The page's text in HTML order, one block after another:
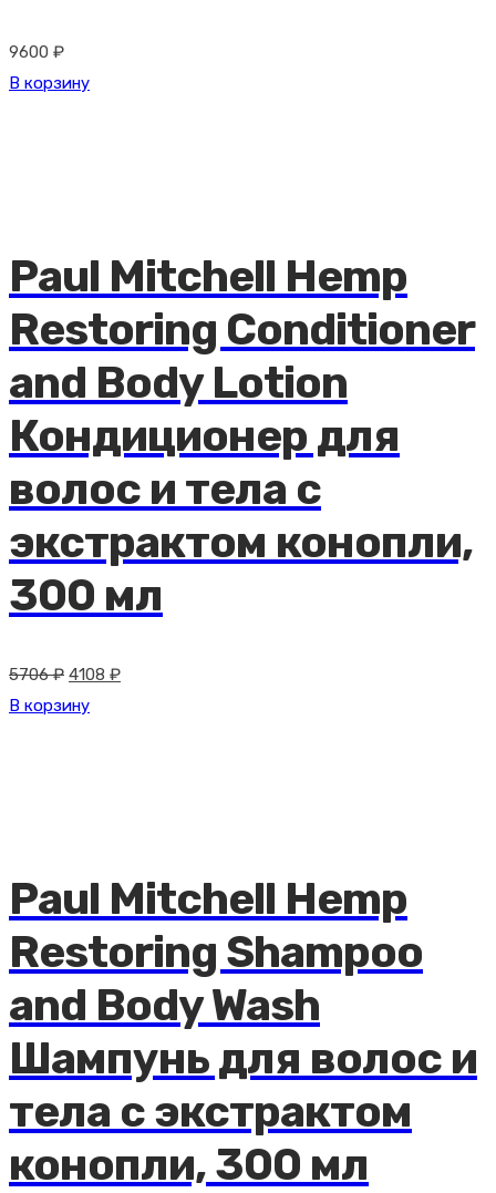
9600 ₽
В корзину
Paul Mitchell Hemp
Restoring Conditioner
and Body Lotion
Кондиционер для
волос и тела с
экстрактом конопли,
300 мл
5706₽ Первоначальная
цена
4108 ₽Текущая
В корзину
Paul Mitchell Hemp
Restoring Shampoo
and Body Wash
Шампунь для волос и
тела с экстрактом
конопли, 300 мл